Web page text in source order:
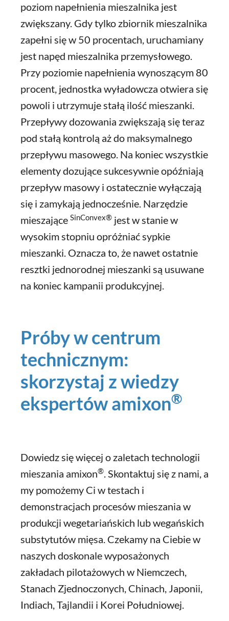
poziom napełnienia mieszalnika jest
zwiększany. Gdy tylko zbiornik mieszalnika
zapełni się w 50 procentach, uruchamiany
jest napęd mieszalnika przemysłowego.
Przy poziomie napełnienia wynoszącym 80
procent, jednostka wyładowcza otwiera się
powoli i utrzymuje stałą ilość mieszanki.
Przepływy dozowania zwiększają się teraz
pod stałą kontrolą aż do maksymalnego
przepływu masowego. Na koniec wszystkie
elementy dozujące sukcesywnie opóźniają
przepływ masowy i ostatecznie wyłączają
się i zamykają jednocześnie. Narzędzie
mieszające SinConvex® jest w stanie w
wysokim stopniu opróżniać sypkie
mieszanki. Oznacza to, że nawet ostatnie
resztki jednorodnej mieszanki są usuwane
na koniec kampanii produkcyjnej.
Próby w centrum
technicznym:
skorzystaj z wiedzy
ekspertów amixon®
Dowiedz się więcej o zaletach technologii
mieszania amixon®. Skontaktuj się z nami, a
my pomożemy Ci w testach i
demonstracjach procesów mieszania w
produkcji wegetariańskich lub wegańskich
substytutów mięsa. Czekamy na Ciebie w
naszych doskonale wyposażonych
zakładach pilotażowych w Niemczech,
Stanach Zjednoczonych, Chinach, Japonii,
Indiach, Tajlandii i Korei Południowej.